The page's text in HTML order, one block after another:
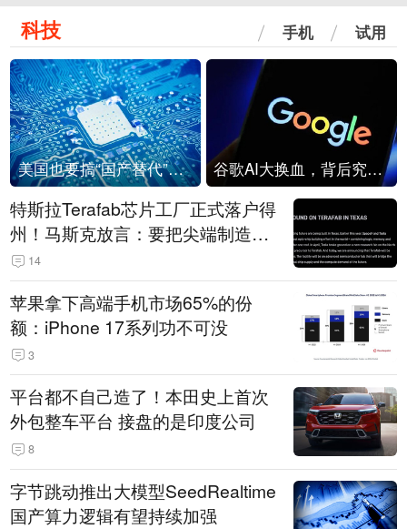
科技 手机 试用
美国也要搞“国产替代”？先算清三笔账 谷歌AI大换血，背后究竟发生了什么？
特斯拉Terafab芯片工厂正式落户得
州！马斯克放言：要把尖端制造带
回美国
14
苹果拿下高端手机市场65%的份
额：iPhone 17系列功不可没
3
平台都不自己造了！本田史上首次
外包整车平台 接盘的是印度公司
8
字节跳动推出大模型SeedRealtime
国产算力逻辑有望持续加强